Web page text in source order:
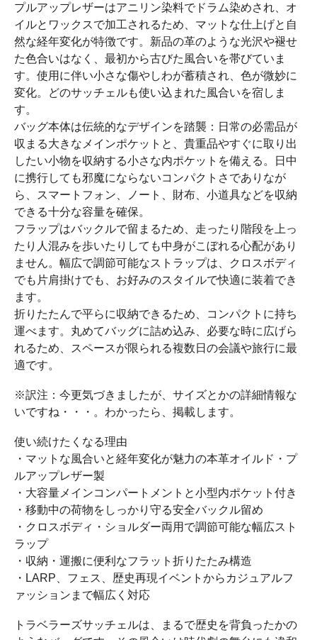
プルアップレザーはアニリン染料でドラム染めされ、オ
イルとワックスで加工されるため、マットな仕上げと自
然な経年変化が特徴です。新品の革のような光沢や褪せ
た色合いはなく、最初から古びた風合いを帯びていま
す。使用に伴い小さな傷やしわが蓄積され、色が微妙に
変化。どのサッチェルも使い込まれた風合いを宿しま
す。
バッグ本体は伝統的なデザインを踏襲：日常の必需品が
収まる大きなメインポケットと、貴重品やすぐに取り出
したい小物を収納する小さな内ポケットを備える。日中
に携行しても邪魔にならないコンパクトさでありなが
ら、スマートフォン、ノート、財布、小道具などを収納
できる十分な容量を確保。
フラップはバックルで留まるため、走ったり階段を上っ
たり人混みを歩いたりしても中身がこぼれる心配があり
ません。幅広で調節可能なストラップは、クロスボディ
でも片肩掛けでも、お好みのスタイルで快適に装着でき
ます。
折りたたんで平らに収納できるため、コンパクトに持ち
運べます。丸めてバッグに詰め込み、必要な時に広げら
れるため、スペースが限られる複数日の会議や旅行に最
適です。
※訳注：今更気づきましたが、サイズとかの詳細情報な
いですね・・・。わかったら、掲載します。
使い続けたくなる理由
・マットな風合いと経年変化が魅力の本革オイルド・プ
ルアップレザー製
・大容量メインコンパートメントと小型内ポケット付き
・移動中の荷物をしっかり守る安全バックル留め
・クロスボディ・ショルダー両用で調節可能な幅広スト
ラップ
・収納・運搬に便利なフラット折りたたみ構造
・LARP、フェス、歴史再現イベントからカジュアルフ
ァッションまで幅広く対応
トラベラーズサッチェルは、まるで歴史を背負ったかの